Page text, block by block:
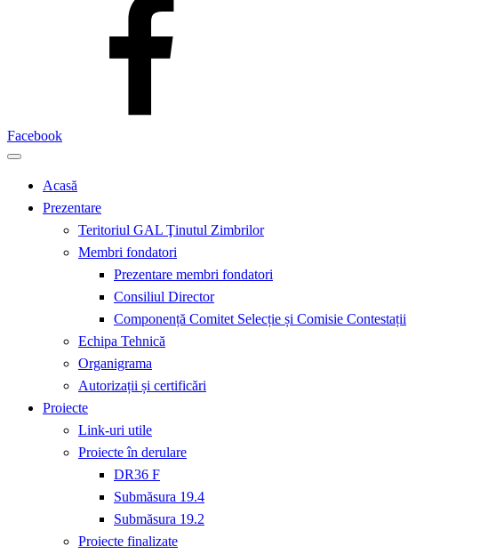
Facebook
Acasă
Prezentare
Teritoriul GAL Ţinutul Zimbrilor
Membri fondatori
Prezentare membri fondatori
Consiliul Director
Componență Comitet Selecție și Comisie Contestații
Echipa Tehnică
Organigrama
Autorizații și certificări
Proiecte
Link-uri utile
Proiecte în derulare
DR36 F
Submăsura 19.4
Submăsura 19.2
Proiecte finalizate